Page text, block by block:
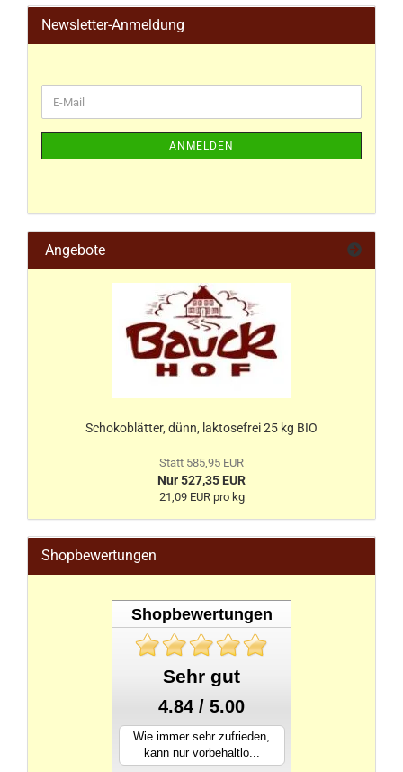
Newsletter-Anmeldung
ANMELDEN
Angebote
Schokoblätter, dünn, laktosefrei 25 kg BIO
Statt 585,95 EUR
Nur 527,35 EUR
21,09 EUR pro kg
Shopbewertungen
Shopbewertungen
Sehr gut
4.84 / 5.00
Wie immer sehr zufrieden,
kann nur vorbehaltlo...